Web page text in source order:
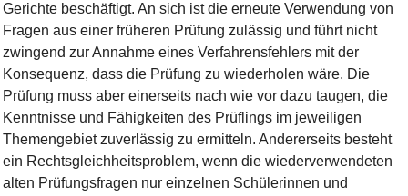
Gerichte beschäftigt. An sich ist die erneute Verwendung von
Fragen aus einer früheren Prüfung zulässig und führt nicht
zwingend zur Annahme eines Verfahrensfehlers mit der
Konsequenz, dass die Prüfung zu wiederholen wäre. Die
Prüfung muss aber einerseits nach wie vor dazu taugen, die
Kenntnisse und Fähigkeiten des Prüflings im jeweiligen
Themengebiet zuverlässig zu ermitteln. Andererseits besteht
ein Rechtsgleichheitsproblem, wenn die wiederverwendeten
alten Prüfungsfragen nur einzelnen Schülerinnen und